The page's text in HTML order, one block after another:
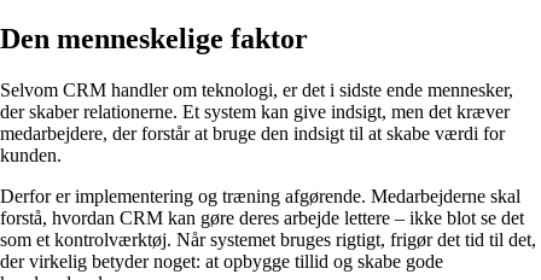
Den menneskelige faktor
Selvom CRM handler om teknologi, er det i sidste ende mennesker,
der skaber relationerne. Et system kan give indsigt, men det kræver
medarbejdere, der forstår at bruge den indsigt til at skabe værdi for
kunden.
Derfor er implementering og træning afgørende. Medarbejderne skal
forstå, hvordan CRM kan gøre deres arbejde lettere – ikke blot se det
som et kontrolværktøj. Når systemet bruges rigtigt, frigør det tid til det,
der virkelig betyder noget: at opbygge tillid og skabe gode